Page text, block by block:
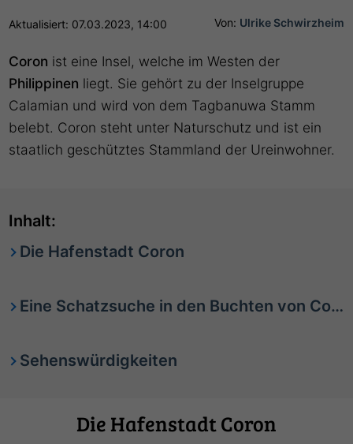
Von: Ulrike Schwirzheim
Aktualisiert: 07.03.2023, 14:00
Coron ist eine Insel, welche im Westen der
Philippinen liegt. Sie gehört zu der Inselgruppe
Calamian und wird von dem Tagbanuwa Stamm
belebt. Coron steht unter Naturschutz und ist ein
staatlich geschütztes Stammland der Ureinwohner.
Inhalt:
Die Hafenstadt Coron
Eine Schatzsuche in den Buchten von Coron
Sehenswürdigkeiten
Die Hafenstadt Coron